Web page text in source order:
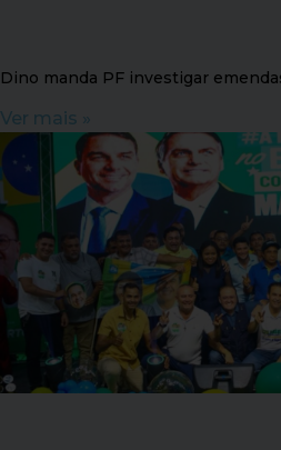
Dino manda PF investigar
Ver mais »